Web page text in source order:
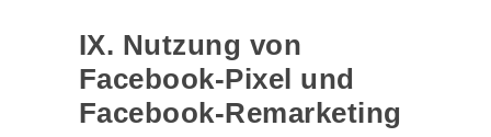
IX. Nutzung von
Facebook-Pixel und
Facebook-Remarketing